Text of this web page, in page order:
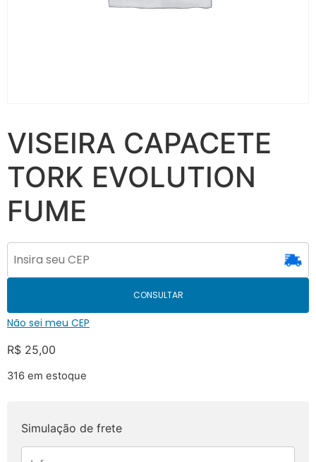
VISEIRA CAPACETE
TORK EVOLUTION
FUME
CONSULTAR
Não sei meu CEP
R$ 25,00
316 em estoque
Simulação de frete